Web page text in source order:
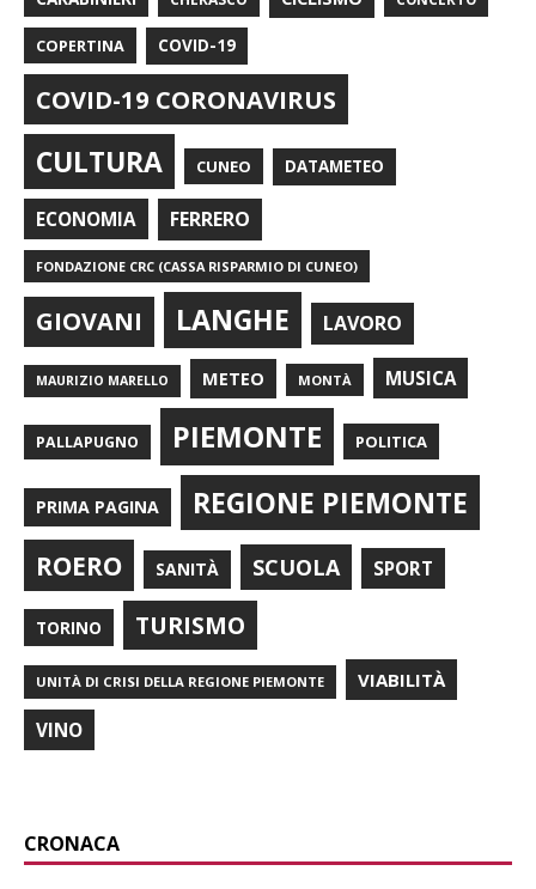
COPERTINA COVID-19
COVID-19 CORONAVIRUS
CULTURA CUNEO DATAMETEO
ECONOMIA FERRERO
FONDAZIONE CRC (CASSA RISPARMIO DI CUNEO)
GIOVANI LANGHE LAVORO
MAURIZIO MARELLO METEO MONTÀ MUSICA
PALLAPUGNO PIEMONTE POLITICA
PRIMA PAGINA REGIONE PIEMONTE
ROERO SANITÀ SCUOLA SPORT
TORINO TURISMO
UNITÀ DI CRISI DELLA REGIONE PIEMONTE VIABILITÀ
VINO
CRONACA